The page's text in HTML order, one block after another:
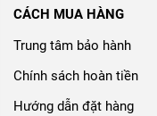
CÁCH MUA HÀNG
Trung tâm bảo hành
Chính sách hoàn tiền
Hướng dẫn đặt hàng